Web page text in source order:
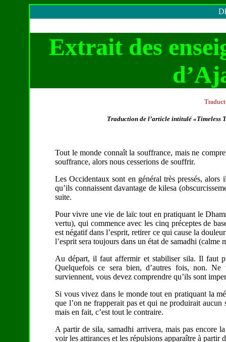
Extrait des
Traduction de l’article intitulé «Timeless
Tout le monde connaît la souffrance, mais ne
souffrance, alors nous cesserions de souffrir.
Les Occidentaux sont en général très pressés,
qu’ils connaissent davantage de kilesa
suite.
Pour vivre une vie de laïc tout en pratiquant le
vertu), qui commence avec les cinq préceptes de
est négatif dans l’esprit, retirer ce qui cause la
l’esprit sera toujours dans un état de samadhi (calme
Au départ, il faut affermir et stabiliser sila. Il faut
Quelquefois ce sera bien, d’autres fois, non.
surviennent, vous devez comprendre qu’ils sont
Si vous vivez dans le monde tout en pratiquant la
que l’on ne frapperait pas et qui ne produirait
mais en fait, c’est tout le contraire.
A partir de sila, samadhi arrivera, mais pas encore
voir les attirances et les répulsions apparaître à partir